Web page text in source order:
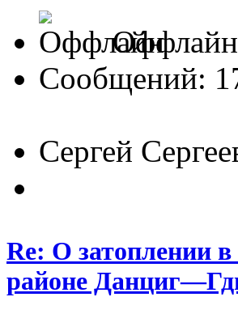
Оффлайн
Сообщений:
Сергей
Re: О затоплении
районе